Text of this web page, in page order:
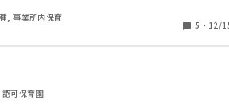
。
, 事業所内保育
5 ・ 12/
可保育園